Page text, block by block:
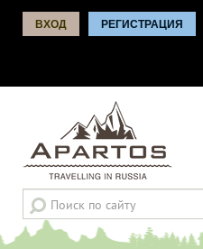
ВХОД РЕГИСТРАЦИЯ